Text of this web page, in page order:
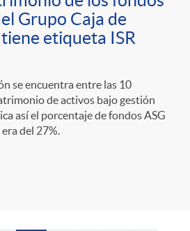
Grupo Caja de
etiqueta ISR
se encuentra entre las 10
de activos bajo gestión
así el porcentaje de fondos ASG
del 27%.